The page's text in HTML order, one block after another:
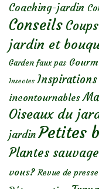
Coaching-jardin
Conseils
jardin et
Garden faux pas
Insectes Inspirations
incontournables
Oiseaux du
jardin Petites
Plantes
vous? Revue de presse